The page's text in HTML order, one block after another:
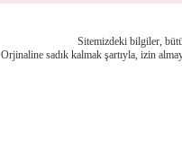
Sitemizdeki bilgiler,
Orjinaline sadık kalmak şartıyla, izin